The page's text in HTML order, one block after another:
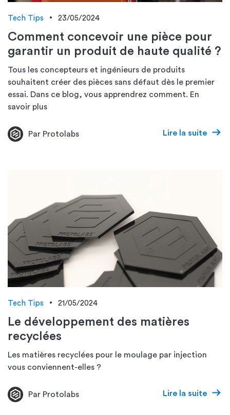
Tech Tips 23/05/2024
Comment concevoir une pièce pour
garantir un produit de haute qualité ?
Tous les concepteurs et ingénieurs de produits
souhaitent créer des pièces sans défaut dès le premier
essai. Dans ce blog, vous apprendrez comment. En
savoir plus
Par Protolabs Lire la suite
Tech Tips 21/05/2024
Le développement des matières
recyclées
Les matières recyclées pour le moulage par injection
vous conviennent-elles ?
Par Protolabs Lire la suite